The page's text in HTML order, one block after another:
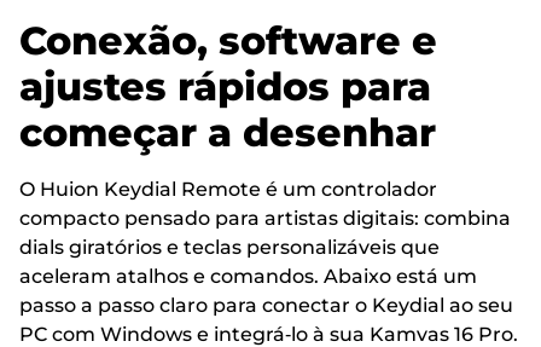
Conexão, software e
ajustes rápidos para
começar a desenhar
O Huion Keydial Remote é um controlador
compacto pensado para artistas digitais: combina
dials giratórios e teclas personalizáveis que
aceleram atalhos e comandos. Abaixo está um
passo a passo claro para conectar o Keydial ao seu
PC com Windows e integrá‑lo à sua Kamvas 16 Pro.